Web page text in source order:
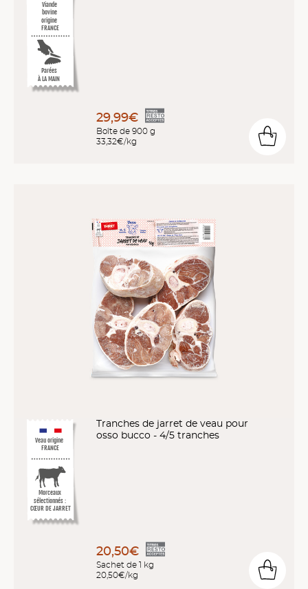
Viande
bovine
origine
FRANCE
Parées
À LA MAIN
29,99€
Boîte de 900 g
33,32€/kg
Morceaux
sélectionnés :
CŒUR DE JARRET
Veau origine
FRANCE
Tranches de jarret de veau pour
osso bucco - 4/5 tranches
20,50€
Sachet de 1 kg
20,50€/kg